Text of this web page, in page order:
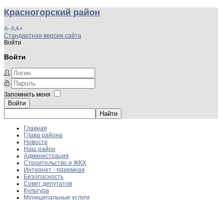
Красногорский район
A-AA+
Стандартная версия сайта
Войти
Войти
Запомнить меня
Войти
Главная
Глава района
Новости
Наш район
Администрация
Строительство и ЖКХ
Интернет - приемная
Безопасность
Совет депутатов
Культура
Муниципальные услуги